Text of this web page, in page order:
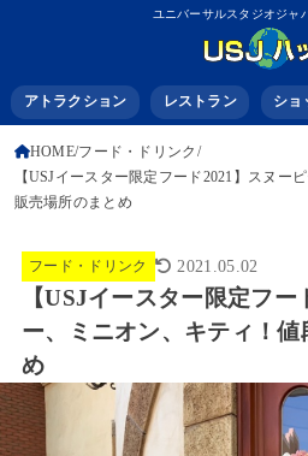
ユニバーサルスタジオジャ
アトラクション レストラン ショ
HOME フード・ドリンク
【USJイースター限定フード2021】スヌー
販売場所のまとめ
フード・ドリンク 2021.05.02
【USJイースター限定フ
ー、ミニオン、キティ！値
め